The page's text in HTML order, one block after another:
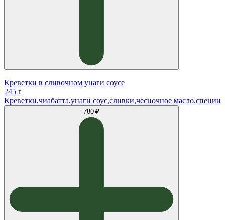
Креветки в сливочном унаги соусе
245 г
Креветки,чиабатта,унаги соус,сливки,чесночное масло,специи
780 ₽